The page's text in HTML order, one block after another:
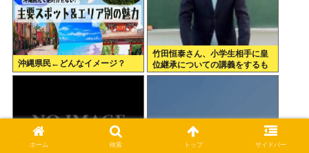
沖縄県民←どんなイメージ？
竹田恒泰さん、小学生相手に皇
位継承についての講義をするも
論理的思考ができなくなってし
ホーム 検索 トップ サイドバー